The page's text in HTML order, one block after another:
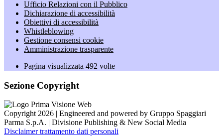
Ufficio Relazioni con il Pubblico
Dichiarazione di accessibilità
Obiettivi di accessibilità
Whistleblowing
Gestione consensi cookie
Amministrazione trasparente
Pagina visualizzata 492 volte
Sezione Copyright
Copyright 2026 | Engineered and powered by Gruppo Spaggiari
Parma S.p.A. | Divisione Publishing & New Social Media
Disclaimer trattamento dati personali